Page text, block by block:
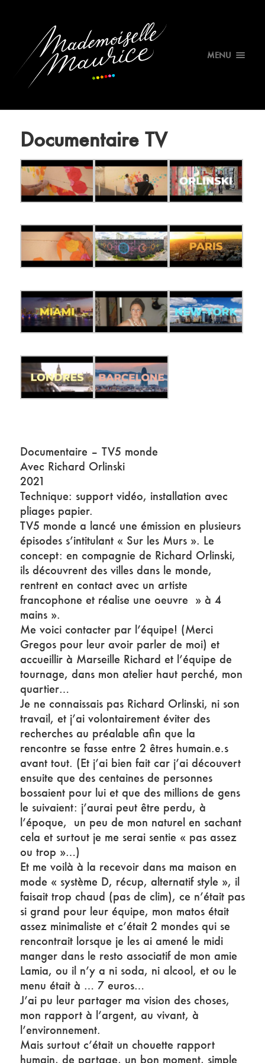
MENU
Documentaire TV
Documentaire – TV5 monde
Avec Richard Orlinski
2021
Technique: support vidéo, installation avec
pliages papier.
TV5 monde a lancé une émission en plusieurs
épisodes s’intitulant « Sur les Murs ». Le
concept: en compagnie de Richard Orlinski,
ils découvrent des villes dans le monde,
rentrent en contact avec un artiste
francophone et réalise une oeuvre » à 4
mains ».
Me voici contacter par l’équipe! (Merci
Gregos pour leur avoir parler de moi) et
accueillir à Marseille Richard et l’équipe de
tournage, dans mon atelier haut perché, mon
quartier…
Je ne connaissais pas Richard Orlinski, ni son
travail, et j’ai volontairement éviter des
recherches au préalable afin que la
rencontre se fasse entre 2 êtres humain.e.s
avant tout. (Et j’ai bien fait car j’ai découvert
ensuite que des centaines de personnes
bossaient pour lui et que des millions de gens
le suivaient: j’aurai peut être perdu, à
l’époque, un peu de mon naturel en sachant
cela et surtout je me serai sentie « pas assez
ou trop »…)
Et me voilà à la recevoir dans ma maison en
mode « système D, récup, alternatif style », il
faisait trop chaud (pas de clim), ce n’était pas
si grand pour leur équipe, mon matos était
assez minimaliste et c’était 2 mondes qui se
rencontrait lorsque je les ai amené le midi
manger dans le resto associatif de mon amie
Lamia, ou il n’y a ni soda, ni alcool, et ou le
menu était à … 7 euros…
J’ai pu leur partager ma vision des choses,
mon rapport à l’argent, au vivant, à
l’environnement.
Mais surtout c’était un chouette rapport
humain, de partage, un bon moment, simple